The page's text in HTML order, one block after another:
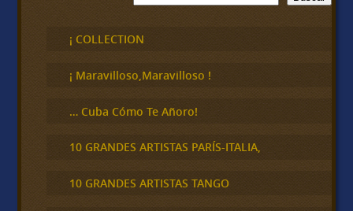
u
c
a
¡ COLLECTION
¡ Maravilloso,Maravilloso !
… Cuba Cómo Te Añoro!
10 GRANDES ARTISTAS PARÍS-ITALIA,
10 GRANDES ARTISTAS TANGO